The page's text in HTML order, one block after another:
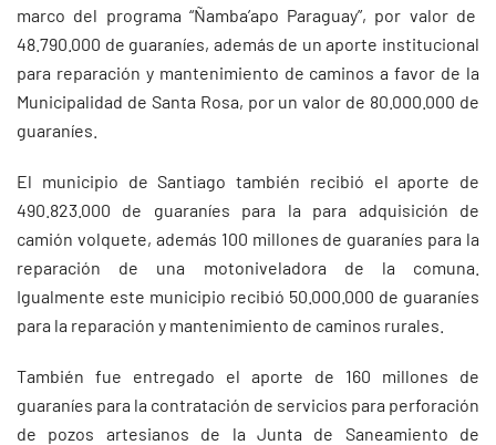
marco del programa “Ñamba’apo Paraguay”, por valor de
48.790.000 de guaraníes, además de un aporte institucional
para reparación y mantenimiento de caminos a favor de la
Municipalidad de Santa Rosa, por un valor de 80.000.000 de
guaraníes.
El municipio de Santiago también recibió el aporte de
490.823.000 de guaraníes para la para adquisición de
camión volquete, además 100 millones de guaraníes para la
reparación de una motoniveladora de la comuna.
Igualmente este municipio recibió 50.000.000 de guaraníes
para la reparación y mantenimiento de caminos rurales.
También fue entregado el aporte de 160 millones de
guaraníes para la contratación de servicios para perforación
de pozos artesianos de la Junta de Saneamiento de